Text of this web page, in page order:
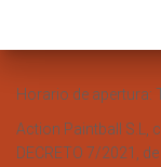
Horario de apertura:
Action Paintball S.L,
DECRETO 7/2021,